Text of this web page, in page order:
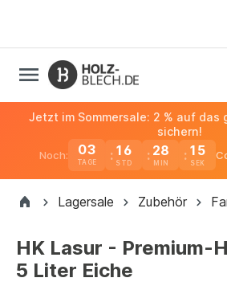
Noch: 03
TAGE
16 28 15
Jetzt im Sommersale: 2 % auf das
sichern!
Lagersale Zubehör
HK Lasur - Premium-
5 Liter Eiche